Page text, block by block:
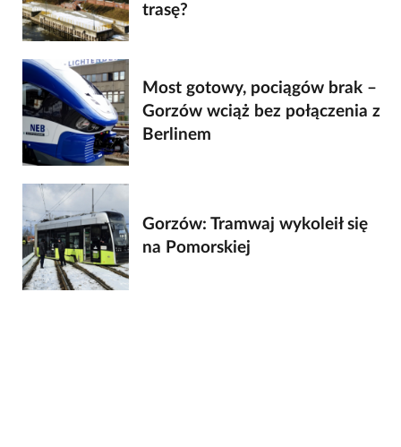
trasę?
Most gotowy, pociągów brak –
Gorzów wciąż bez połączenia z
Berlinem
Gorzów: Tramwaj wykoleił się
na Pomorskiej